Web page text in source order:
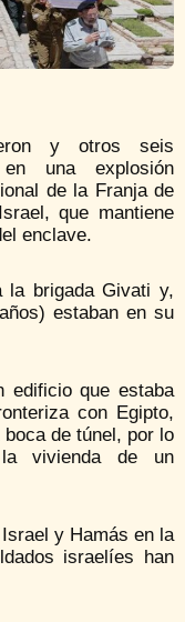
y otros seis
una explosión
de la Franja de
que mantiene
enclave.
la brigada Givati y,
estaban en su
edificio que estaba
con Egipto,
de túnel, por lo
vivienda de un
y Hamás en la
israelíes han